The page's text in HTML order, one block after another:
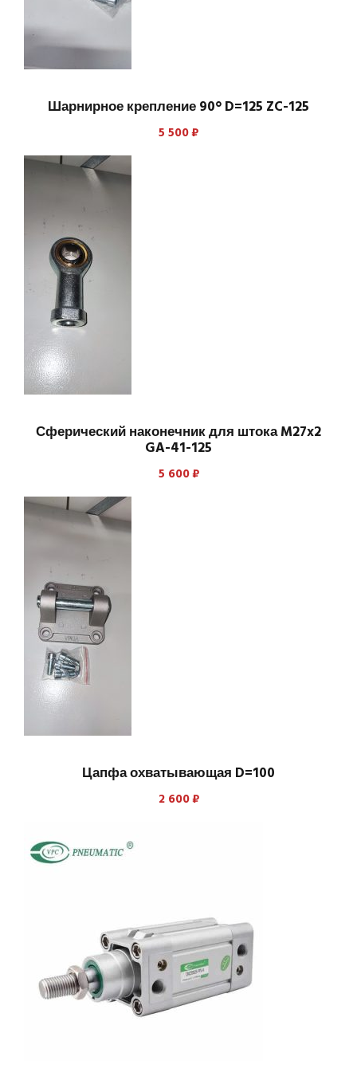
Шарнирное крепление 90° D=125 ZC-125
5 500₽
Сферический наконечник для штока M27x2
GA-41-125
5 600₽
Цапфа охватывающая D=100
2 600₽